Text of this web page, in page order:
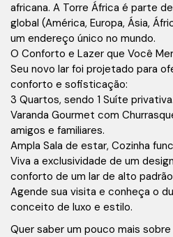
africana. A Torre África é parte
global (América, Europa, Ásia,
um endereço único no mundo.
O Conforto e Lazer que Você
Seu novo lar foi projetado para
conforto e sofisticação:
3 Quartos, sendo 1 Suíte privativa.
Varanda Gourmet com
amigos e familiares.
Ampla Sala de estar, Cozinha
Viva a exclusividade de um
conforto de um lar de alto
Agende sua visita e conheça o
conceito de luxo e estilo.
Quer saber um pouco mais